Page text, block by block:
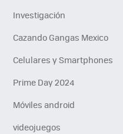
Investigación
Cazando Gangas Mexico
Celulares y Smartphones
Prime Day 2024
Móviles android
videojuegos